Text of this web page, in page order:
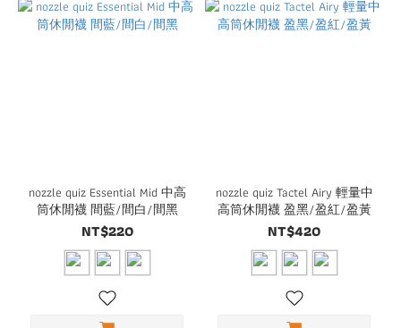
nozzle quiz Essential Mid 中高
筒休閒襪 間藍/間白/間黑
NT$220
nozzle quiz Tactel Airy 輕量中
高筒休閒襪 盈黑/盈紅/盈黃
NT$420